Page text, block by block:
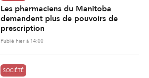
Les pharmaciens du Manitoba
demandent plus de pouvoirs de
prescription
Publié hier à 14:00
SOCIÉTÉ